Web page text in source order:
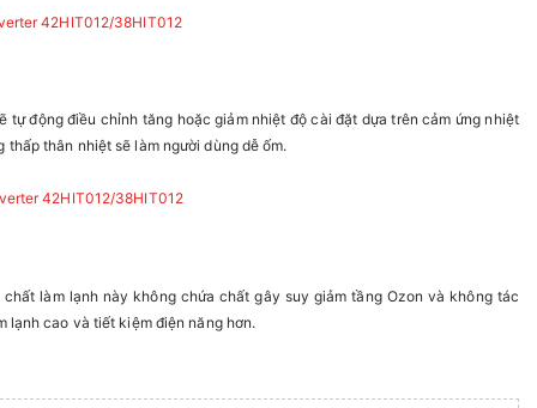
động điều chỉnh tăng hoặc giảm nhiệt độ cài đặt dựa trên cảm ứng nhiệt
thân nhiệt sẽ làm người dùng dễ ốm.
làm lạnh này không chứa chất gây suy giảm tầng Ozon và không tác
lạnh cao và tiết kiệm điện năng hơn.